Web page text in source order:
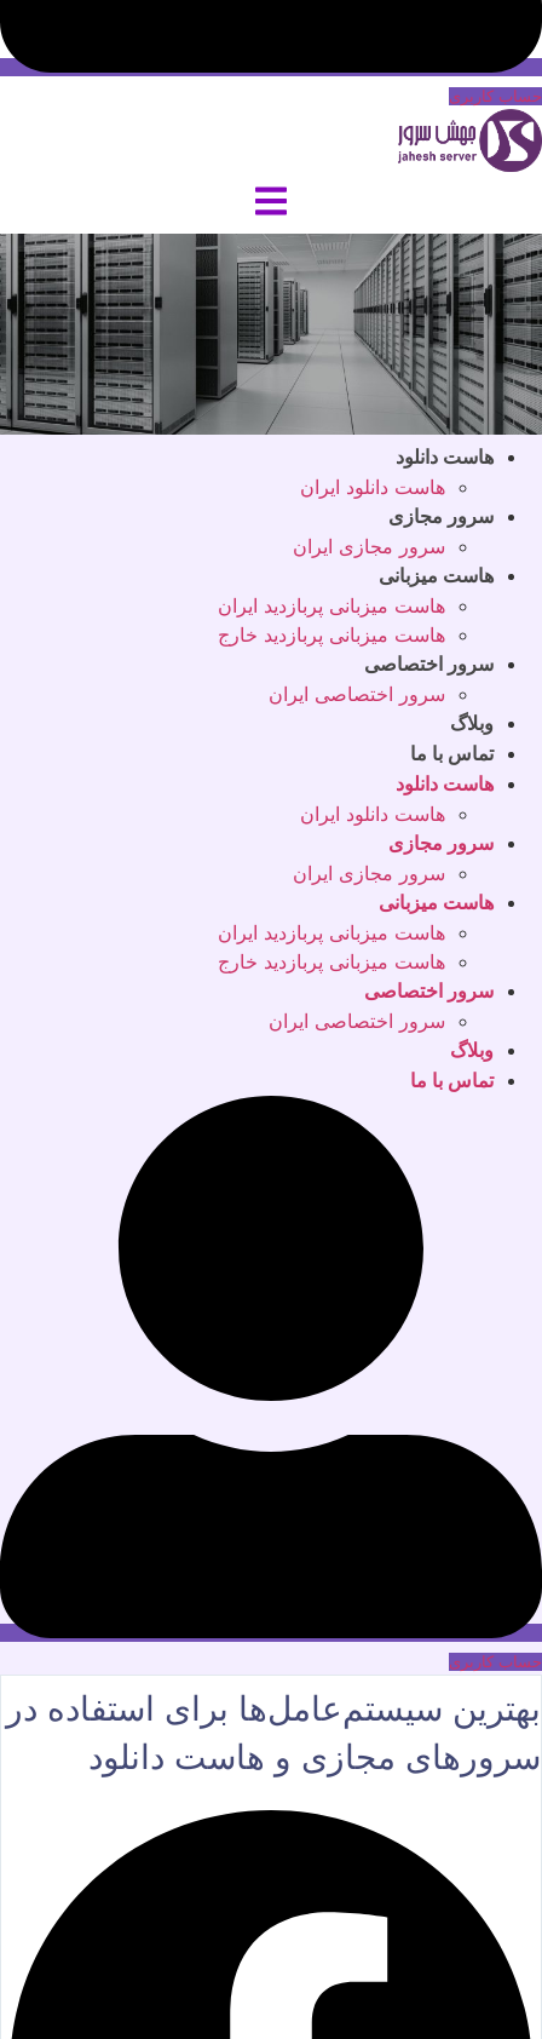
حساب کاربری
هاست دانلود
هاست دانلود ایران
سرور مجازی
سرور مجازی ایران
هاست میزبانی
هاست میزبانی پربازدید ایران
هاست میزبانی پربازدید خارج
سرور اختصاصی
سرور اختصاصی ایران
وبلاگ
تماس با ما
هاست دانلود
هاست دانلود ایران
سرور مجازی
سرور مجازی ایران
هاست میزبانی
هاست میزبانی پربازدید ایران
هاست میزبانی پربازدید خارج
سرور اختصاصی
سرور اختصاصی ایران
وبلاگ
تماس با ما
حساب کاربری
بهترین سیستم‌عامل‌ها برای استفاده در
سرورهای مجازی و هاست دانلود